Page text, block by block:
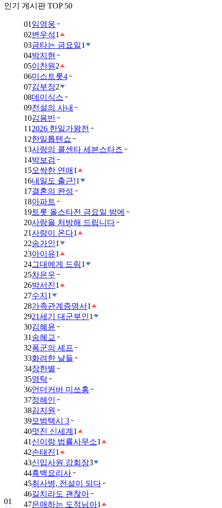
인기 게시판 TOP 50
01 임영웅
02변우석1
03금타는 금요일1
04박지현
05이찬원 2
06미스트롯4
07김부장2
08데이식스
09전설의 사내
10김용빈
11 2026 한일가왕전
12한일톱텐쇼
13사랑의 콜센타 세븐스타즈
14박보검
15오싹한 연애 1
16내일도 출근!1
17결혼의 완성
18아파트
19트롯 올스타전 금요일 밤에
20사랑을 처방해 드립니다
21사랑이 온다1
22송가인1
23아이유1
24그대에게 드림1
25차은우
26박서진1
27수지 1
28가족관계증명서 1
2921세기 대군부인1
30김혜윤
31 송혜교
32폭군의 셰프
33화려한 날들
34장한별
35영탁
36언더커버 미쓰홍
37정해인
38김지원
39모범택시 3
40멋진 신세계 1
41 신이랑 법률사무소1
42손태진1
43신입사원 강회장3
44흑백요리사
45취사병, 전설이 되다
46길치라도 괜찮아
47은애하는 도적님아1
01